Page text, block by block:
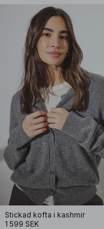
Stickad kofta i kashmir
1 599 SEK